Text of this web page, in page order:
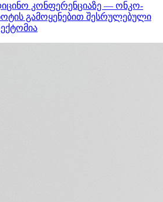
კონფერენციაზე — ონკო-
გამოყენებით შესრულებული